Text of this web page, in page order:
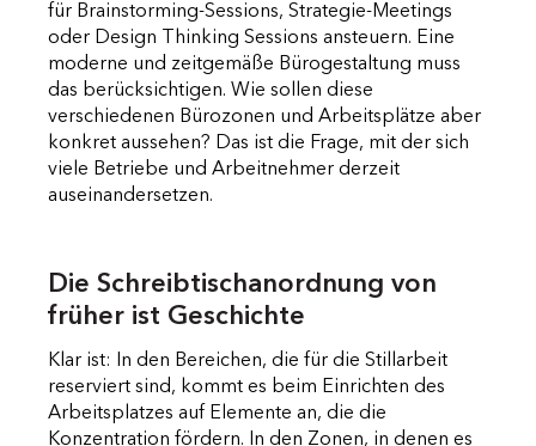
für Brainstorming-Sessions, Strategie-Meetings
oder Design Thinking Sessions ansteuern. Eine
moderne und zeitgemäße Bürogestaltung muss
das berücksichtigen. Wie sollen diese
verschiedenen Bürozonen und Arbeitsplätze aber
konkret aussehen? Das ist die Frage, mit der sich
viele Betriebe und Arbeitnehmer derzeit
auseinandersetzen.
Die Schreibtischanordnung von
früher ist Geschichte
Klar ist: In den Bereichen, die für die Stillarbeit
reserviert sind, kommt es beim Einrichten des
Arbeitsplatzes auf Elemente an, die die
Konzentration fördern. In den Zonen, in denen es